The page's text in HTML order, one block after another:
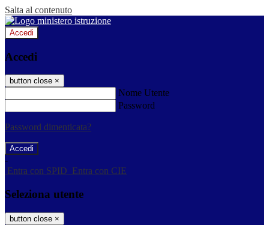
Salta al contenuto
Accedi
Accedi
button close ×
Nome Utente
Password
Password dimenticata?
-
Entra con SPID Entra con CIE
Seleziona utente
button close ×